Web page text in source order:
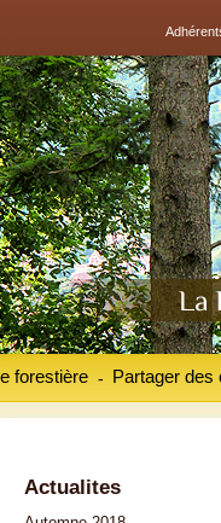
forestière Partager des
-
Actualites